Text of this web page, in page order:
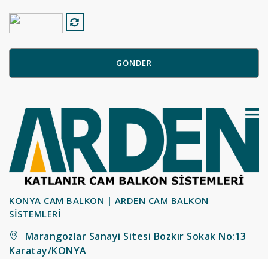
GÖNDER
KONYA CAM BALKON | ARDEN CAM BALKON
SİSTEMLERİ
Marangozlar Sanayi Sitesi Bozkır Sokak No:13
Karatay/KONYA